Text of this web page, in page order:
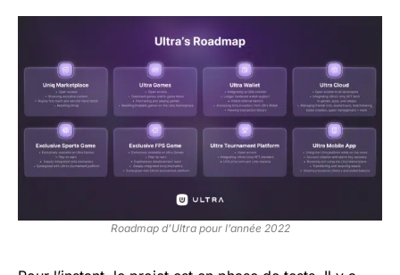
Roadmap d’Ultra pour l’année 2022